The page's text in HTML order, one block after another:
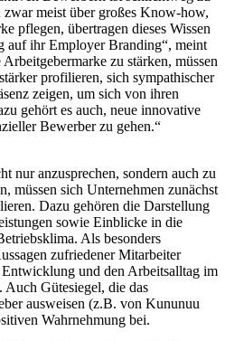
meist über großes Know-how,
pflegen, übertragen dieses Wissen
auf ihr Employer Branding“, meint
zu stärken, müssen
profilieren, sich sympathischer
zeigen, um sich von ihren
gehört es auch, neue innovative
Bewerber zu gehen.“
nur anzusprechen, sondern auch zu
müssen sich Unternehmen zunächst
Dazu gehören die Darstellung
sowie Einblicke in die
Als besonders
zufriedener Mitarbeiter
und den Arbeitsalltag im
Gütesiegel, die das
ausweisen (z.B. von Kununuu
Wahrnehmung bei.